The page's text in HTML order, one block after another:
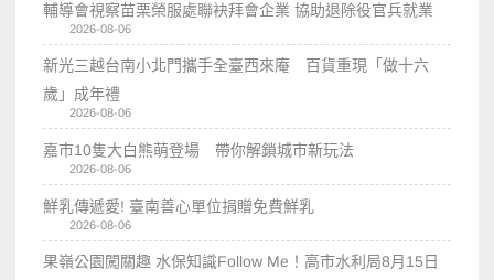
輔導會視察苗栗榮服處聯袂拜會企業 協助退除役官兵就業
2026-08-06
新光三越台南小北門攜手全臺西來庵 百貨重現「做十六
歲」成年禮
2026-08-06
嘉市10隻大白熊萌登場 帶你解鎖城市新玩法
2026-08-06
鮮乳傳遞愛! 臺南善心單位捐贈免費鮮乳
2026-08-06
果嶺公園闖關趣 水保知識Follow Me！高市水利局8月15日